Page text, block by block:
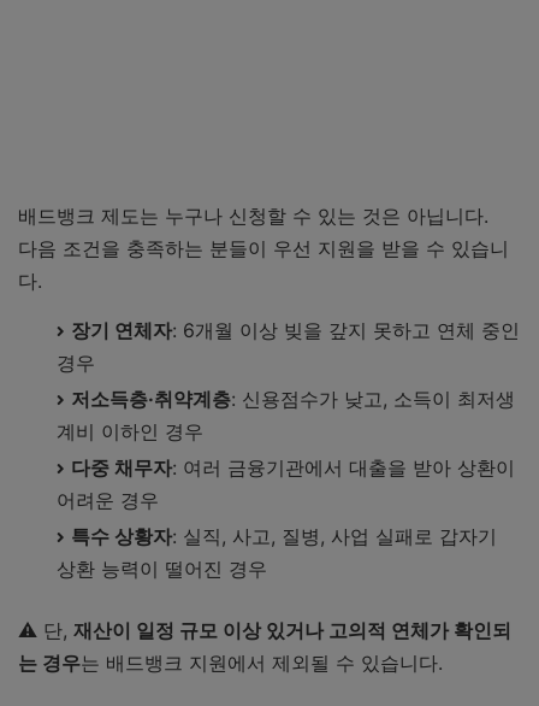
배드뱅크 제도는 누구나 신청할 수 있는 것은 아닙니다.
다음 조건을 충족하는 분들이 우선 지원을 받을 수 있습니
다.
장기 연체자: 6개월 이상 빚을 갚지 못하고 연체 중인
경우
저소득층·취약계층: 신용점수가 낮고, 소득이 최저생
계비 이하인 경우
다중 채무자: 여러 금융기관에서 대출을 받아 상환이
어려운 경우
특수 상황자: 실직, 사고, 질병, 사업 실패로 갑자기
상환 능력이 떨어진 경우
⚠️ 단, 재산이 일정 규모 이상 있거나 고의적 연체가 확인되
는 경우는 배드뱅크 지원에서 제외될 수 있습니다.